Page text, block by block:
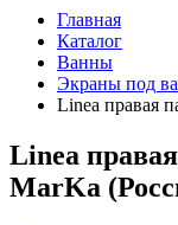
Главная
Каталог
Ванны
Экраны под
Linea правая
Linea
MarKa